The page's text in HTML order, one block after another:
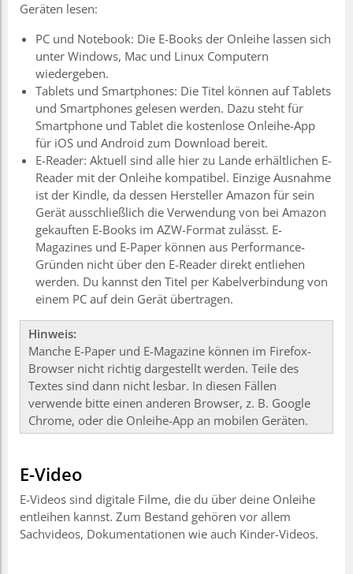
Geräten lesen:
PC und Notebook: Die E-Books der Onleihe lassen sich
unter Windows, Mac und Linux Computern
wiedergeben.
Tablets und Smartphones: Die Titel können auf Tablets
und Smartphones gelesen werden. Dazu steht für
Smartphone und Tablet die kostenlose Onleihe-App
für iOS und Android zum Download bereit.
E-Reader: Aktuell sind alle hier zu Lande erhältlichen E-
Reader mit der Onleihe kompatibel. Einzige Ausnahme
ist der Kindle, da dessen Hersteller Amazon für sein
Gerät ausschließlich die Verwendung von bei Amazon
gekauften E-Books im AZW-Format zulässt. E-
Magazines und E-Paper können aus Performance-
Gründen nicht über den E-Reader direkt entliehen
werden. Du kannst den Titel per Kabelverbindung von
einem PC auf dein Gerät übertragen.
Hinweis:
Manche E-Paper und E-Magazine können im Firefox-
Browser nicht richtig dargestellt werden. Teile des
Textes sind dann nicht lesbar. In diesen Fällen
verwende bitte einen anderen Browser, z. B. Google
Chrome, oder die Onleihe-App an mobilen Geräten.
E-Video
E-Videos sind digitale Filme, die du über deine Onleihe
entleihen kannst. Zum Bestand gehören vor allem
Sachvideos, Dokumentationen wie auch Kinder-Videos.